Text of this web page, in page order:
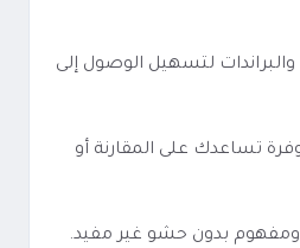
لتسهيل الوصول إلى
تساعدك على المقارنة أو
بدون حشو غير مفيد.